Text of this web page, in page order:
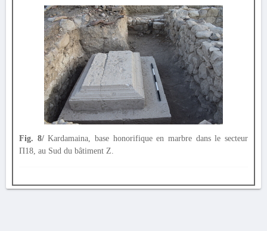
Fig. 8/Kardamaina, base honorifique en marbre dans le secteur
Π18, au Sud du bâtiment Z.